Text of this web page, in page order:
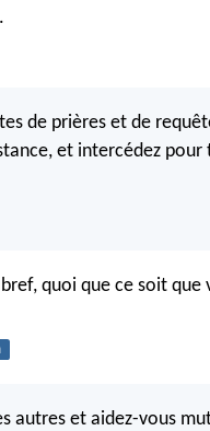
de prières et de
et intercédez pour
quoi que ce soit que
autres et aidez-vous